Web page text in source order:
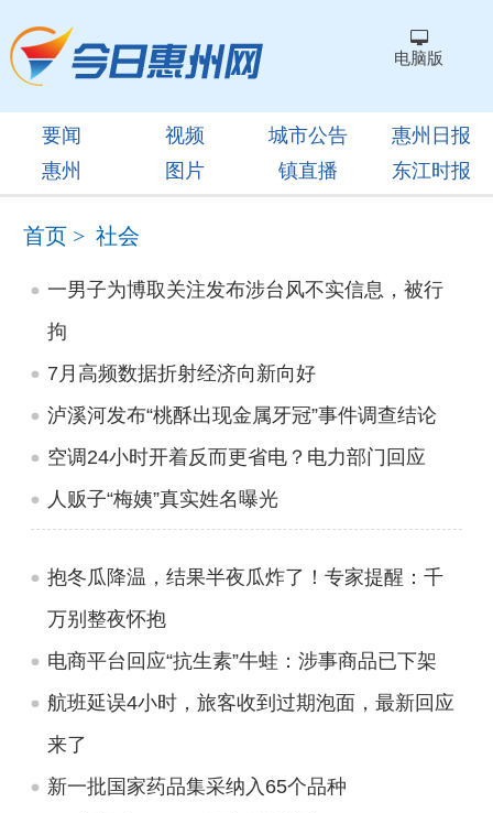
电脑版
要闻 视频 城市公告
惠州日报
惠州
图片 镇直播 东江时报
首页 >社会
一男子为博取关注发布涉台风不实信息，被行
拘
7月高频数据折射经济向新向好
泸溪河发布“桃酥出现金属牙冠”事件调查结论
空调24小时开着反而更省电？电力部门回应
人贩子“梅姨”真实姓名曝光
抱冬瓜降温，结果半夜瓜炸了！专家提醒：千
万别整夜怀抱
电商平台回应“抗生素”牛蛙：涉事商品已下架
航班延误4小时，旅客收到过期泡面，最新回应
来了
新一批国家药品集采纳入65个品种